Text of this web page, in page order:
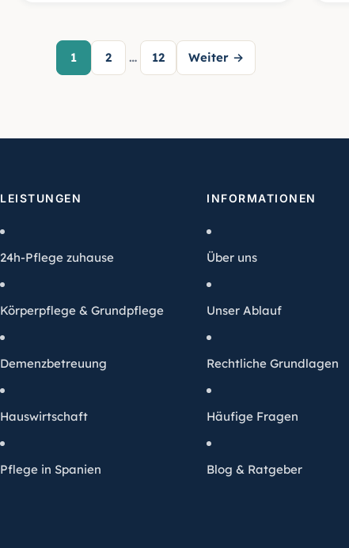
1 2 … 12 Weiter →
LEISTUNGEN
24h-Pflege zuhause
Körperpflege & Grundpflege
Demenzbetreuung
Hauswirtschaft
Pflege in Spanien
INFORMATIONEN
Über uns
Unser Ablauf
Rechtliche Grundlagen
Häufige Fragen
Blog & Ratgeber